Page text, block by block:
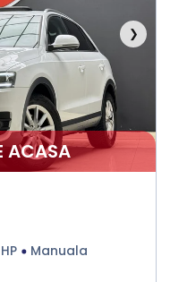
❯
ACASA
Manuala